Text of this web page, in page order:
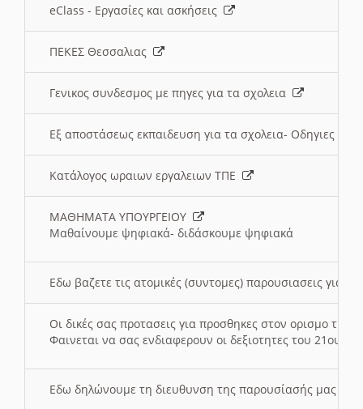
eClass - Εργασίες και ασκήσεις
ΠΕΚΕΣ Θεσσαλιας
Γενικος συνδεσμος με πηγες για τα σχολεια
Εξ αποστάσεως εκπαιδευση για τα σχολεια- Οδηγιες
Κατάλογος ωραιων εργαλειων ΤΠΕ
ΜΑΘΗΜΑΤΑ ΥΠΟΥΡΓΕΙΟΥ
Μαθαίνουμε ψηφιακά- διδάσκουμε ψηφιακά
Εδω βαζετε τις ατομικές (συντομες) παρουσιασεις για
Οι δικές σας προτασεις για προσθηκες στον ορισμο
Φαινεται να σας ενδιαφερουν οι δεξιοτητες του 21ου
Εδω δηλώνουμε τη διευθυνση της παρουσίασής μας